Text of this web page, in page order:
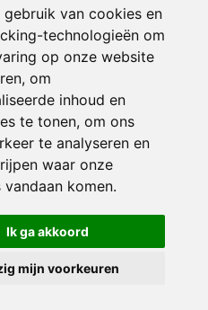
gebruik van cookies en
technologieën om
op onze website
om
inhoud en
te tonen, om ons
te analyseren en
waar onze
komen.
Ik ga akkoord
mijn voorkeuren
we een boom! Lees meer Over
In winkelwagen